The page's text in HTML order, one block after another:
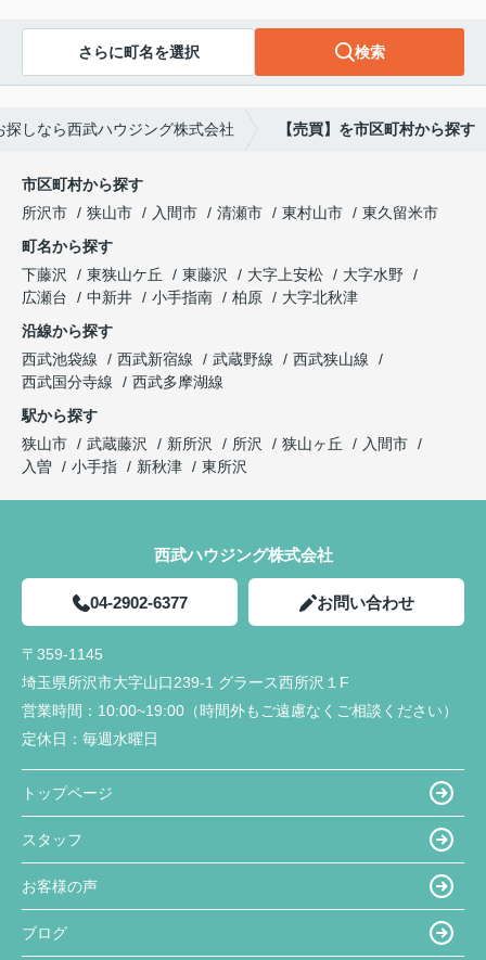
さらに町名を選択 検索
しなら西武ハウジング株式会社 【売買】を市区町村から探す
市区町村から探す
所沢市
狭山市 入間市 清瀬市 東村山市
東久留米市
町名から探す
下藤沢
東狭山ケ丘 東藤沢 大字上安松
大字水野
広瀬台
中新井 小手指南 柏原
大字北秋津
沿線から探す
西武池袋線
西武新宿線 武蔵野線
西武狭山線
西武国分寺線
西武多摩湖線
駅から探す
狭山市
武蔵藤沢 新所沢 所沢 狭山ヶ丘
入間市
入曽
小手指 新秋津 東所沢
西武ハウジング株式会社
04-2902-6377 お問い合わせ
〒359-1145
埼玉県所沢市大字山口239-1 グラース西所沢１F
営業時間： 10:00~19:00（時間外もご遠慮なくご相談ください）
定休日： 毎週水曜日
トップページ
スタッフ
お客様の声
ブログ